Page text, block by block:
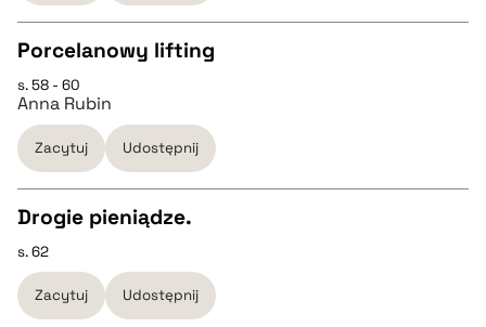
pobierz cytat
CZYSTY TEKST
pobierz cytat
BIBTEX
pobierz cytat
Porcelanowy lifting
s. 58 - 60
Anna Rubin
Zacytuj Udostępnij
CZYSTY TEKST
pobierz cytat
Drogie pieniądze.
s. 62
Zacytuj Udostępnij